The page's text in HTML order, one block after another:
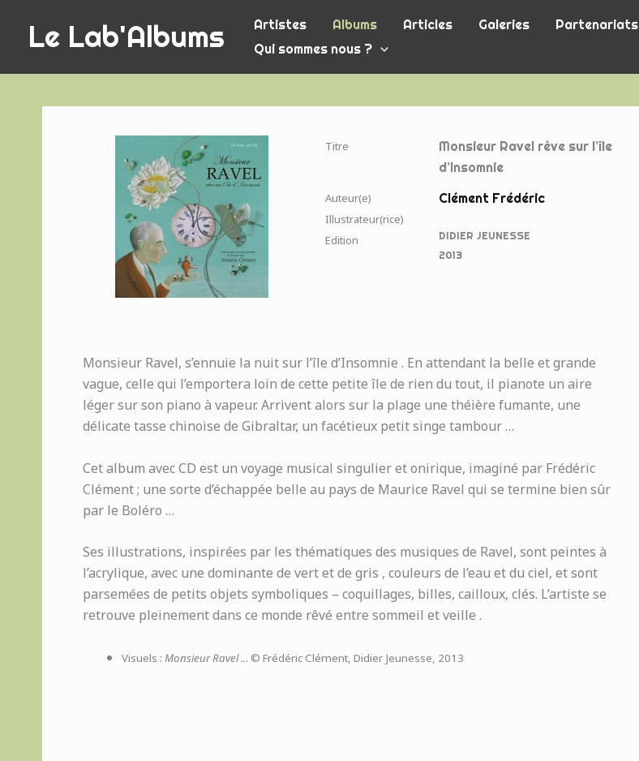
contenuLe Lab'Albums Artistes Albums Articles Galeries Partenariats
Qui sommes nous ?
Titre
Monsieur Ravel rêve sur l’île
d’Insomnie
Auteur(e)
Illustrateur(rice)
Clément Frédéric
Edition
DIDIER JEUNESSE
2013
Monsieur Ravel, s’ennuie la nuit sur l’île d’Insomnie . En attendant la belle et grande
vague, celle qui l’emportera loin de cette petite île de rien du tout, il pianote un aire
léger sur son piano à vapeur. Arrivent alors sur la plage une théière fumante, une
délicate tasse chinoise de Gibraltar, un facétieux petit singe tambour …
Cet album avec CD est un voyage musical singulier et onirique, imaginé par Frédéric
Clément ; une sorte d’échappée belle au pays de Maurice Ravel qui se termine bien sûr
par le Boléro …
Ses illustrations, inspirées par les thématiques des musiques de Ravel, sont peintes à
l’acrylique, avec une dominante de vert et de gris , couleurs de l’eau et du ciel, et sont
parsemées de petits objets symboliques – coquillages, billes, cailloux, clés. L’artiste se
retrouve pleinement dans ce monde rêvé entre sommeil et veille .
Visuels : Monsieur Ravel ... © Frédéric Clément, Didier Jeunesse, 2013